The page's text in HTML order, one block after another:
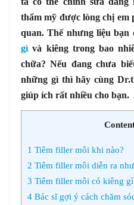
thẩm mỹ được lòng chị
quan. Thế nhưng liệu bạn
gì và kiêng trong bao
chữa? Nếu đang chưa
những gì thì hãy cùng
giúp ích rất nhiều cho bạn.
1 Tiêm filler môi khi nào?
2 Tiêm filler môi diễn ra
3 Tiêm filler môi có kiêng
4 Bác sĩ gợi ý cách chăm